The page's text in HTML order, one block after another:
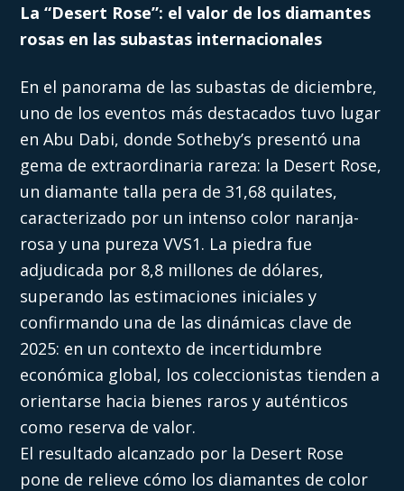
La “Desert Rose”: el valor de los diamantes
rosas en las subastas internacionales
En el panorama de las subastas de diciembre,
uno de los eventos más destacados tuvo lugar
en Abu Dabi, donde Sotheby’s presentó una
gema de extraordinaria rareza: la Desert Rose,
un diamante talla pera de 31,68 quilates,
caracterizado por un intenso color naranja-
rosa y una pureza VVS1. La piedra fue
adjudicada por 8,8 millones de dólares,
superando las estimaciones iniciales y
confirmando una de las dinámicas clave de
2025: en un contexto de incertidumbre
económica global, los coleccionistas tienden a
orientarse hacia bienes raros y auténticos
como reserva de valor.
El resultado alcanzado por la Desert Rose
pone de relieve cómo los diamantes de color